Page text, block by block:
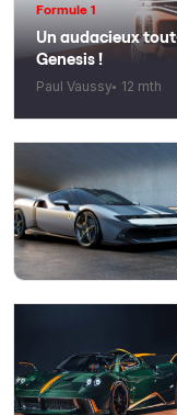
Formule 1
Un audacieux
Genesis !
Paul Vaussy 12 mth